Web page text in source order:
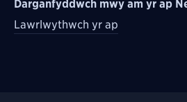
Darganfyddwch mwy am yr ap
Lawrlwythwch yr ap